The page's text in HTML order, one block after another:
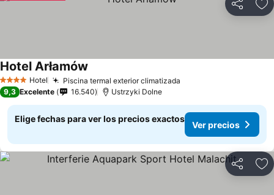
Compartir
4 EstrellasHotel Piscina termal exterior climatizada
Hotel Arłamów
9,3 Excelente 16.540 Ustrzyki Dolne
Elige fechas para ver los precios exactos
Ver precios
Compartir